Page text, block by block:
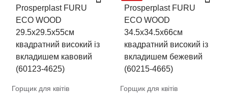
Горщик для квітів
Горщик для квітів